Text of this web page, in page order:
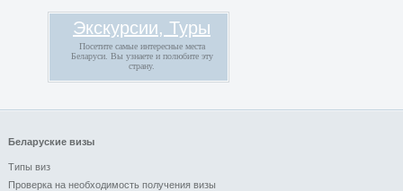
Экскурсии, Туры
Посетите самые интересные места
Беларуси. Вы узнаете и полюбите эту
страну.
Беларуские визы
Типы виз
Проверка на необходимость получения визы